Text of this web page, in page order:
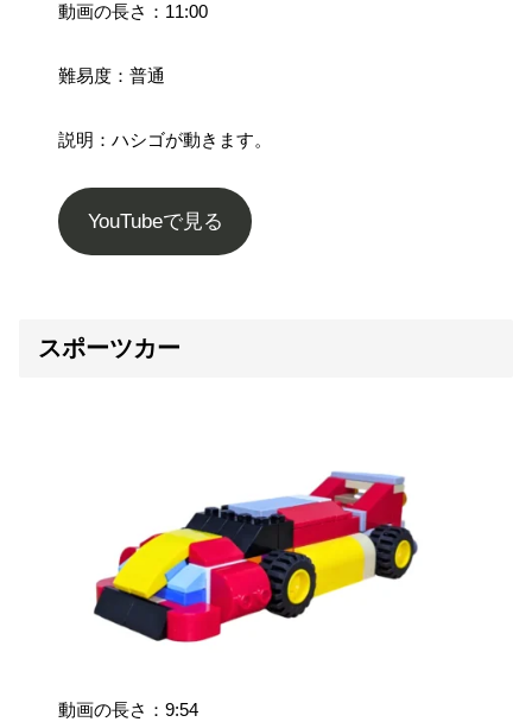
動画の長さ：11:00
難易度：普通
説明：ハシゴが動きます。
YouTubeで見る
スポーツカー
動画の長さ：9:54